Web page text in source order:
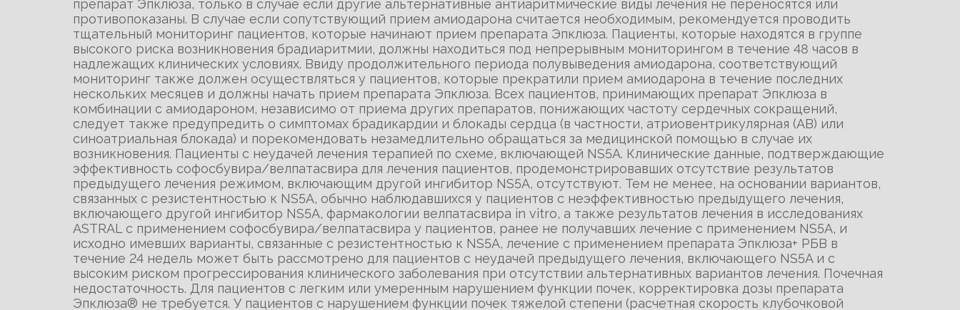
препарат Эпклюза, только в случае если другие альтернативные антиаритмические виды лечения не переносятся или
противопоказаны. В случае если сопутствующий прием амиодарона считается необходимым, рекомендуется проводить
тщательный мониторинг пациентов, которые начинают прием препарата Эпклюза. Пациенты, которые находятся в группе
высокого риска возникновения брадиаритмии, должны находиться под непрерывным мониторингом в течение 48 часов в
надлежащих клинических условиях. Ввиду продолжительного периода полувыведения амиодарона, соответствующий
мониторинг также должен осуществляться у пациентов, которые прекратили прием амиодарона в течение последних
нескольких месяцев и должны начать прием препарата Эпклюза. Всех пациентов, принимающих препарат Эпклюза в
комбинации с амиодароном, независимо от приема других препаратов, понижающих частоту сердечных сокращений,
следует также предупредить о симптомах брадикардии и блокады сердца (в частности, атриовентрикулярная (АВ) или
синоатриальная блокада) и порекомендовать незамедлительно обращаться за медицинской помощью в случае их
возникновения. Пациенты с неудачей лечения терапией по схеме, включающей NS5A. Клинические данные, подтверждающие
эффективность софосбувира/велпатасвира для лечения пациентов, продемонстрировавших отсутствие результатов
предыдущего лечения режимом, включающим другой ингибитор NS5A, отсутствуют. Тем не менее, на основании вариантов,
связанных с резистентностью к NS5A, обычно наблюдавшихся у пациентов с неэффективностью предыдущего лечения,
включающего другой ингибитор NS5A, фармакологии велпатасвира in vitro, а также результатов лечения в исследованиях
ASTRAL с применением софосбувира/велпатасвира у пациентов, ранее не получавших лечение с применением NS5A, и
исходно имевших варианты, связанные с резистентностью к NS5A, лечение с применением препарата Эпклюза+ РБВ в
течение 24 недель может быть рассмотрено для пациентов с неудачей предыдущего лечения, включающего NS5A и с
высоким риском прогрессирования клинического заболевания при отсутствии альтернативных вариантов лечения. Почечная
недостаточность. Для пациентов с легким или умеренным нарушением функции почек, корректировка дозы препарата
Эпклюза® не требуется. У пациентов с нарушением функции почек тяжелой степени (расчетная скорость клубочковой